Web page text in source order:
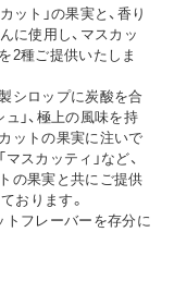
ト」の果実と、香り
に使用し、マスカッ
2種ご提供いたしま
シロップに炭酸を合
」、極上の風味を持
ットの果実に注いで
スカッティ」など、
の果実と共にご提供
おります。
フレーバーを存分に